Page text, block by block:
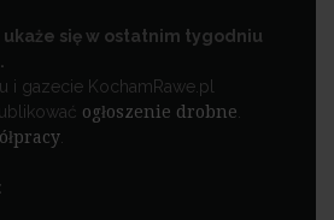
się w ostatnim tygodniu
i gazecie KochamRawe.pl
ogłoszenie drobne.
.